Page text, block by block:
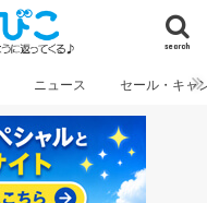
search
ニュース セール・キャ